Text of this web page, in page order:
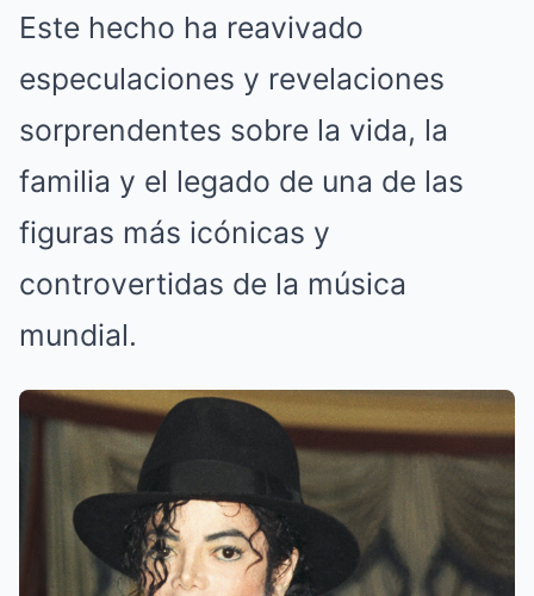
Este hecho ha reavivado
especulaciones y revelaciones
sorprendentes sobre la vida, la
familia y el legado de una de las
figuras más icónicas y
controvertidas de la música
mundial.